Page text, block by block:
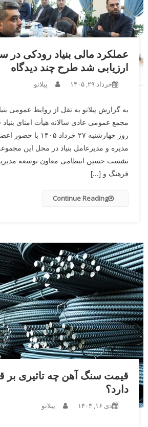
ارزیابی شد طرح چند دیدگاه
خرداد ۲۹, ۱۴۰۵ پیلانو
به گزارش پیلانو به نقل از روابط عمومی
مجمع عمومی عادی سالانه هیأت امنای
روز چهارشنبه ۲۷ خرداد
مدیره و مدیرعامل بنیاد در محل این
نشست حسین انتظامی معاون توسعه
فرهنگ و […]
Continue Reading
قیمت سنگ آهن چه تاثیری بر
دارد؟
دی ۱۶, ۱۴۰۴ پیلانو